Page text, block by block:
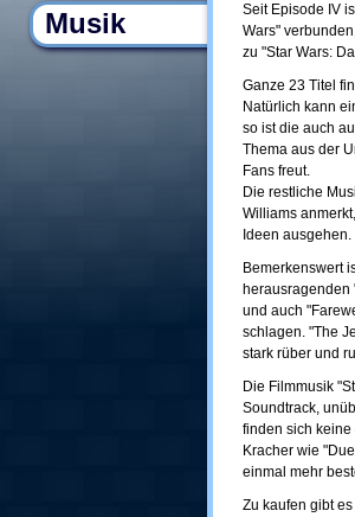
Musik
Seit Episode IV
Wars"
zu "Star Wars:
Ganze 23 Titel
Natürlich kann
so ist die auch
Thema aus der
Fans freut.
Die restliche
Williams
Ideen ausgehen.
Bemerkenswert
herausragenden
und auch
schlagen. "The
stark rüber und
Die Filmmusik
Soundtrack,
finden sich
Kracher wie
einmal mehr
Zu kaufen gibt